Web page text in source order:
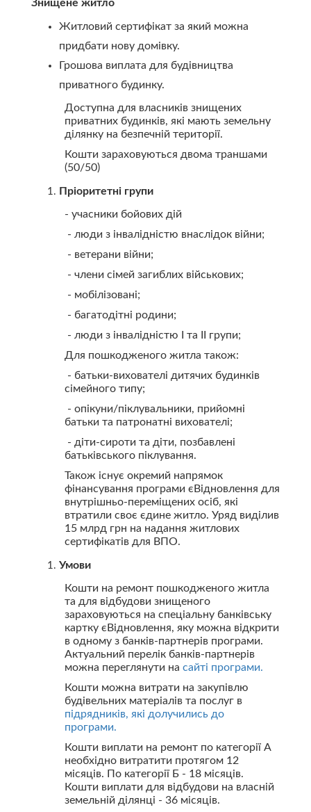
Знищене житло
Житловий сертифікат за який можна
придбати нову домівку.
Грошова виплата для будівництва
приватного будинку.
Доступна для власників знищених
приватних будинків, які мають земельну
ділянку на безпечній території.
Кошти зараховуються двома траншами
(50/50)
Пріоритетні групи
- учасники бойових дій
- люди з інвалідністю внаслідок війни;
- ветерани війни;
- члени сімей загиблих військових;
- мобілізовані;
- багатодітні родини;
- люди з інвалідністю І та II групи;
Для пошкодженого житла також:
- батьки-вихователі дитячих будинків
сімейного типу;
- опікуни/піклувальники, прийомні
батьки та патронатні вихователі;
- діти-сироти та діти, позбавлені
батьківського піклування.
Також існує окремий напрямок
фінансування програми єВідновлення для
внутрішньо-переміщених осіб, які
втратили своє єдине житло. Уряд виділив
15 млрд грн на надання житлових
сертифікатів для ВПО.
Умови
Кошти на ремонт пошкодженого житла
та для відбудови знищеного
зараховуються на спеціальну банківську
картку єВідновлення, яку можна відкрити
в одному з банків-партнерів програми.
Актуальний перелік банків-партнерів
можна переглянути на сайті програми.
Кошти можна витрати на закупівлю
будівельних матеріалів та послуг в
підрядників, які долучились до
програми.
Кошти виплати на ремонт по категорії А
необхідно витратити протягом 12
місяців. По категорії Б - 18 місяців.
Кошти виплати для відбудови на власній
земельній ділянці - 36 місяців.